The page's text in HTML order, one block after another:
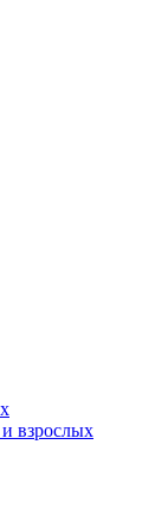
взрослых